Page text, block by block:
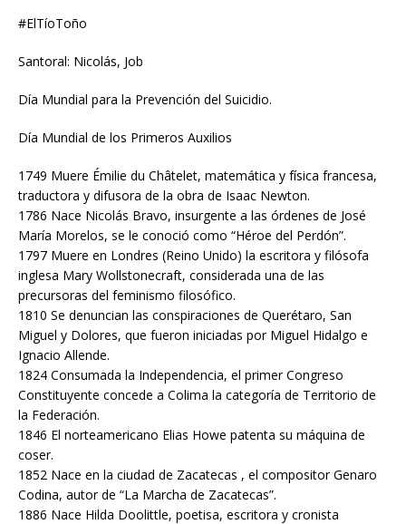
#ElTíoToño
Santoral: Nicolás, Job
Día Mundial para la Prevención del Suicidio.
Día Mundial de los Primeros Auxilios
1749 Muere Émilie du Châtelet, matemática y física francesa,
traductora y difusora de la obra de Isaac Newton.
1786 Nace Nicolás Bravo, insurgente a las órdenes de José
María Morelos, se le conoció como “Héroe del Perdón”.
1797 Muere en Londres (Reino Unido) la escritora y filósofa
inglesa Mary Wollstonecraft, considerada una de las
precursoras del feminismo filosófico.
1810 Se denuncian las conspiraciones de Querétaro, San
Miguel y Dolores, que fueron iniciadas por Miguel Hidalgo e
Ignacio Allende.
1824 Consumada la Independencia, el primer Congreso
Constituyente concede a Colima la categoría de Territorio de
la Federación.
1846 El norteamericano Elias Howe patenta su máquina de
coser.
1852 Nace en la ciudad de Zacatecas , el compositor Genaro
Codina, autor de “La Marcha de Zacatecas”.
1886 Nace Hilda Doolittle, poetisa, escritora y cronista